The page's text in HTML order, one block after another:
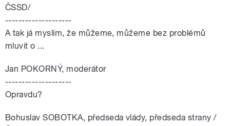
ČSSD/
--------------------
A tak já myslím, že můžeme, můžeme bez problémů
mluvit o ...
Jan POKORNÝ, moderátor
--------------------
Opravdu?
Bohuslav SOBOTKA, předseda vlády, předseda strany /